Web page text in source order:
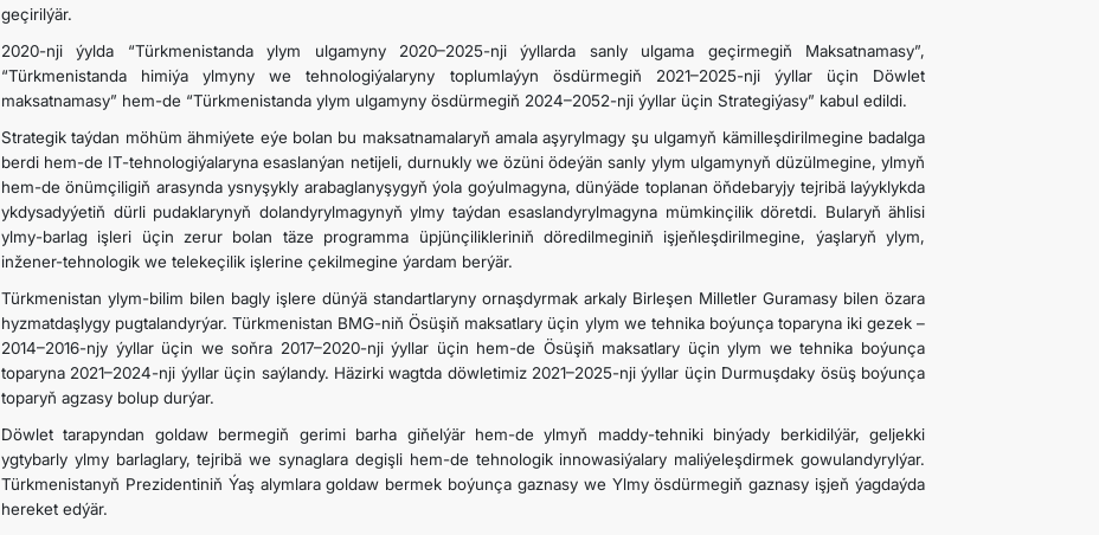
geçirilýär.
2020-nji ýylda “Türkmenistanda ylym ulgamyny 2020–2025-nji ýyllarda sanly ulgama geçirmegiň Maksatnamasy”,
“Türkmenistanda himiýa ylmyny we tehnologiýalaryny toplumlaýyn ösdürmegiň 2021–2025-nji ýyllar üçin Döwlet
maksatnamasy” hem-de “Türkmenistanda ylym ulgamyny ösdürmegiň 2024–2052-nji ýyllar üçin Strategiýasy” kabul edildi.
Strategik taýdan möhüm ähmiýete eýe bolan bu maksatnamalaryň amala aşyrylmagy şu ulgamyň kämilleşdirilmegine badalga
berdi hem-de IT-tehnologiýalaryna esaslanýan netijeli, durnukly we özüni ödeýän sanly ylym ulgamynyň düzülmegine, ylmyň
hem-de önümçiligiň arasynda ysnyşykly arabaglanyşygyň ýola goýulmagyna, dünýäde toplanan öňdebaryjy tejribä laýyklykda
ykdysadyýetiň dürli pudaklarynyň dolandyrylmagynyň ylmy taýdan esaslandyrylmagyna mümkinçilik döretdi. Bularyň ählisi
ylmy-barlag işleri üçin zerur bolan täze programma üpjünçilikleriniň döredilmeginiň işjeňleşdirilmegine, ýaşlaryň ylym,
inžener-tehnologik we telekeçilik işlerine çekilmegine ýardam berýär.
Türkmenistan ylym-bilim bilen bagly işlere dünýä standartlaryny ornaşdyrmak arkaly Birleşen Milletler Guramasy bilen özara
hyzmatdaşlygy pugtalandyrýar. Türkmenistan BMG-niň Ösüşiň maksatlary üçin ylym we tehnika boýunça toparyna iki gezek –
2014–2016-njy ýyllar üçin we soňra 2017–2020-nji ýyllar üçin hem-de Ösüşiň maksatlary üçin ylym we tehnika boýunça
toparyna 2021–2024-nji ýyllar üçin saýlandy. Häzirki wagtda döwletimiz 2021–2025-nji ýyllar üçin Durmuşdaky ösüş boýunça
toparyň agzasy bolup durýar.
Döwlet tarapyndan goldaw bermegiň gerimi barha giňelýär hem-de ylmyň maddy-tehniki binýady berkidilýär, geljekki
ygtybarly ylmy barlaglary, tejribä we synaglara degişli hem-de tehnologik innowasiýalary maliýeleşdirmek gowulandyrylýar.
Türkmenistanyň Prezidentiniň Ýaş alymlara goldaw bermek boýunça gaznasy we Ylmy ösdürmegiň gaznasy işjeň ýagdaýda
hereket edýär.